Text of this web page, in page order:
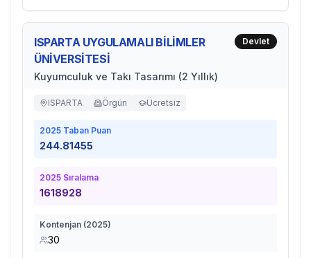
ISPARTA UYGULAMALI BİLİMLER
ÜNİVERSİTESİ
Kuyumculuk ve Takı Tasarımı (2 Yıllık)
Devlet
ISPARTA Örgün Ücretsiz
2025 Taban Puan
244.81455
2025 Sıralama
1618928
Kontenjan (2025)
30